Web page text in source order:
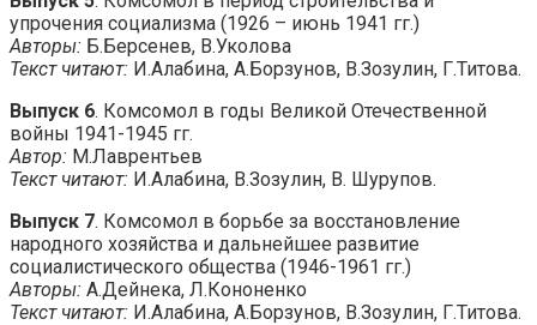
упрочения социализма (1926 – июнь 1941 гг.)
Авторы: Б.Берсенев, В.Уколова
Текст читают: И.Алабина, А.Борзунов, В.Зозулин, Г.Титова.
Выпуск 6. Комсомол в годы Великой Отечественной
войны 1941-1945 гг.
Автор: М.Лаврентьев
Текст читают: И.Алабина, В.Зозулин, В. Шурупов.
Выпуск 7. Комсомол в борьбе за восстановление
народного хозяйства и дальнейшее развитие
социалистического общества (1946-1961 гг.)
Авторы: А.Дейнека, Л.Кононенко
Текст читают: И.Алабина, А.Борзунов, В.Зозулин, Г.Титова.